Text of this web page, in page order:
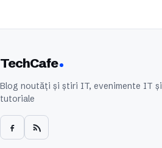
TechCafe
Blog noutăți și știri IT, evenimente IT și
tutoriale